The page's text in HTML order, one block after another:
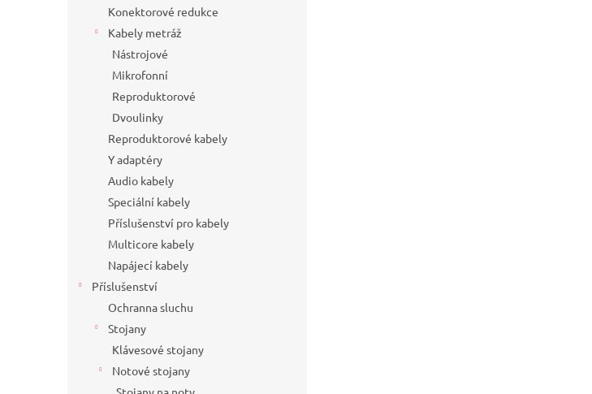
Konektorové redukce
Kabely metráž
Nástrojové
Mikrofonní
Reproduktorové
Dvoulinky
Reproduktorové kabely
Y adaptéry
Audio kabely
Speciální kabely
Příslušenství pro kabely
Multicore kabely
Napájecí kabely
Příslušenství
Ochranna sluchu
Stojany
Klávesové stojany
Notové stojany